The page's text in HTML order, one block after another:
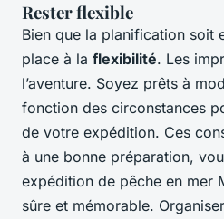
Rester flexible
Bien que la planification soit
place à la flexibilité. Les
l’aventure. Soyez prêts à
fonction des circonstances
de votre expédition. Ces
à une bonne préparation,
expédition de pêche en mer
sûre et mémorable.